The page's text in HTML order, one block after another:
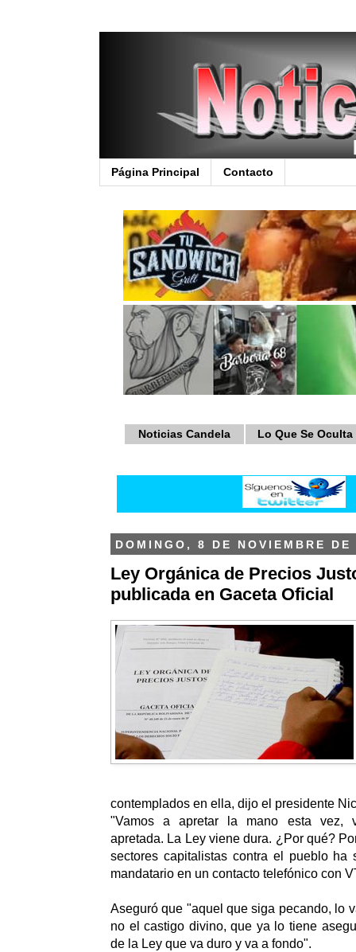
Página Principal Contacto
Noticias Candela Lo Que Se Oculta
DOMINGO, 8 DE NOVIEMBRE
Ley Orgánica de Precios
publicada en Gaceta Oficial
contemplados en ella, dijo el presidente
"Vamos a apretar la mano esta vez,
apretada. La Ley viene dura. ¿Por qué?
sectores capitalistas contra el pueblo ha
mandatario en un contacto telefónico con
Aseguró que "aquel que siga pecando, lo
no el castigo divino, que ya lo tiene
de la Ley que va duro y va a fondo".